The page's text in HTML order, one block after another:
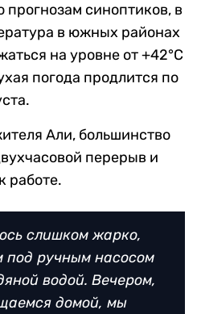
прогнозам синоптиков, в
в южных районах
на уровне от +42°C
погода продлится по
Али, большинство
перерыв и
работе.
слишком жарко,
под ручным насосом
водой. Вечером,
домой, мы